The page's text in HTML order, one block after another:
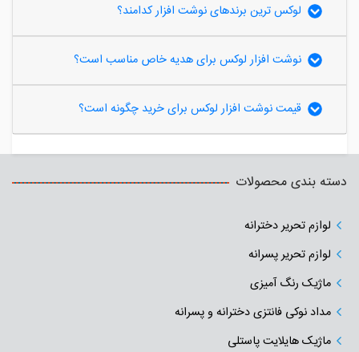
لوکس ترین برندهای نوشت افزار کدامند؟
نوشت افزار لوکس برای هدیه خاص مناسب است؟
قیمت نوشت افزار لوکس برای خرید چگونه است؟
دسته بندی محصولات
لوازم تحریر دخترانه
لوازم تحریر پسرانه
ماژیک رنگ آمیزی
مداد نوکی فانتزی دخترانه و پسرانه
ماژیک هایلایت پاستلی